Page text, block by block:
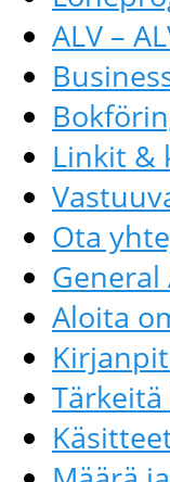
ALV –
Linkit &
Ota
Aloita
Tärkeitä